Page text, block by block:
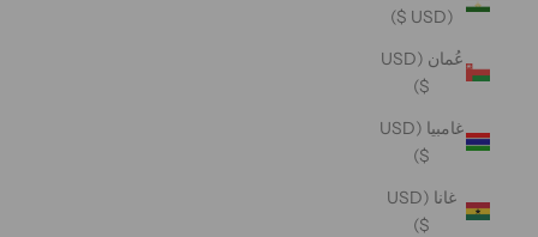
(USD $)
عُمان (USD
$)
غامبيا (USD
$)
غانا (USD
$)